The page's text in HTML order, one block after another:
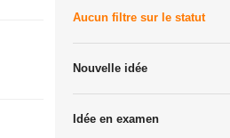
Aucun filtre sur le statut
Nouvelle idée
Idée en examen